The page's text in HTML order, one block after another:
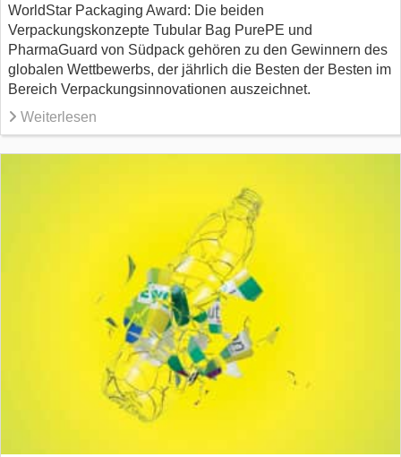
WorldStar Packaging Award: Die beiden
Verpackungskonzepte Tubular Bag PurePE und
PharmaGuard von Südpack gehören zu den Gewinnern des
globalen Wettbewerbs, der jährlich die Besten der Besten im
Bereich Verpackungsinnovationen auszeichnet.
Weiterlesen